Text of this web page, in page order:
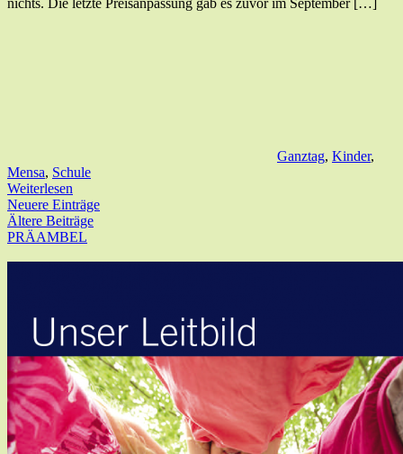
nichts. Die letzte Preisanpassung gab es zuvor im September […]
Ganztag, Kinder,
Mensa, Schule
Weiterlesen
Neuere Einträge
Ältere Beiträge
PRÄAMBEL